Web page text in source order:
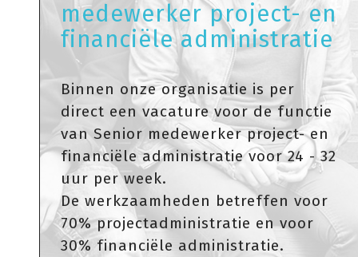
medewerker project- en
financiële administratie
Binnen onze organisatie is per
direct een vacature voor de functie
van Senior medewerker project- en
financiële administratie voor 24 - 32
uur per week.
De werkzaamheden betreffen voor
70% projectadministratie en voor
30% financiële administratie.